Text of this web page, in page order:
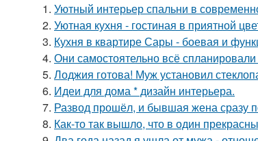
1. Уютный интерьер спальни в
2. Уютная кухня - гостиная в приятной
3. Кухня в квартире Сары - боевая и
4. Они самостоятельно всё
5. Лоджия готова! Муж установил
6. Идеи для дома * дизайн интерьера.
7. Развод прошёл, и бывшая жена сразу
8. Как-то так вышло, что в один